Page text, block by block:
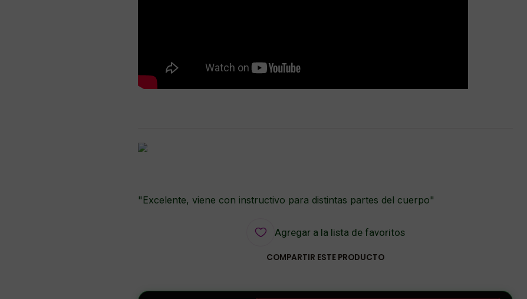
"Excelente, viene con instructivo para distintas partes del cuerpo"
Agregar a la lista de favoritos
COMPARTIR ESTE PRODUCTO